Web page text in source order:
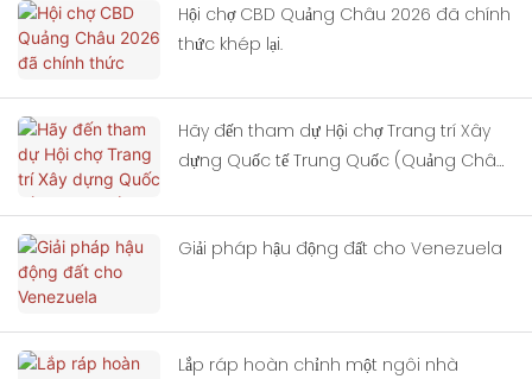
Hội chợ CBD Quảng Châu 2026 đã chính
thức khép lại.
Hãy đến tham dự Hội chợ Trang trí Xây
dựng Quốc tế Trung Quốc (Quảng Châu)
Giải pháp hậu động đất cho Venezuela
Lắp ráp hoàn chỉnh một ngôi nhà